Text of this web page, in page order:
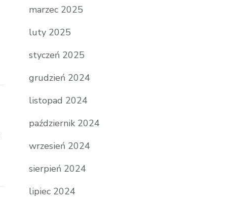
marzec 2025
luty 2025
styczeń 2025
grudzień 2024
listopad 2024
październik 2024
wrzesień 2024
sierpień 2024
lipiec 2024